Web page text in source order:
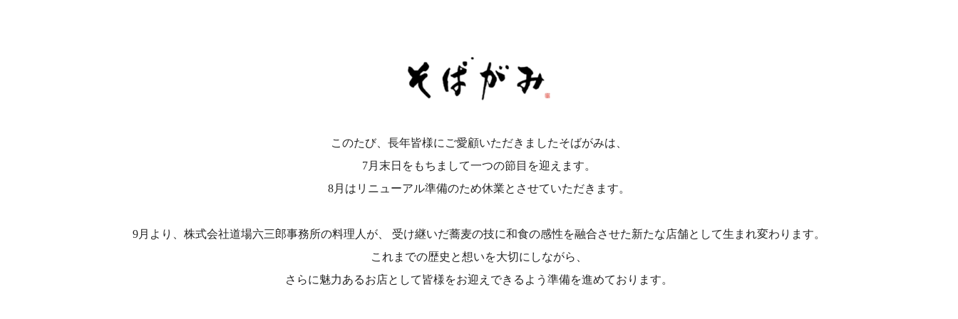
このたび、長年皆様にご愛顧いただきましたそばがみは、
7月末日をもちまして一つの節目を迎えます。
8月はリニューアル準備のため休業とさせていただきます。
9月より、株式会社道場六三郎事務所の料理人が、 受け継いだ蕎麦の技に和食の感性を融合させた新たな店舗として生まれ変わります。
これまでの歴史と想いを大切にしながら、
さらに魅力あるお店として皆様をお迎えできるよう準備を進めております。